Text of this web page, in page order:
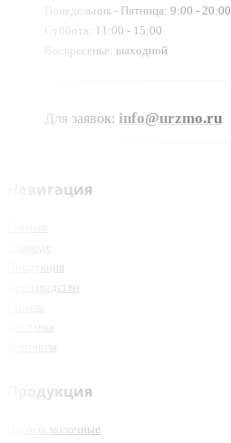
Понедельник - Пятница: 9:00 - 20:00
Суббота: 11:00 - 15:00
Воскресенье: выходной
Для заявок: info@urzmo.ru
Навигация
Главная
О заводе
Продукция
Производство
Доставка
Контакты
Продукция
Насосы молочные